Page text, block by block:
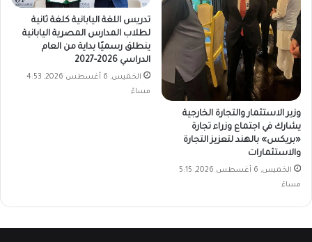
وزير الاستثمار والتجارة الخارجية
يشارك في اجتماع وزراء تجارة
«بريكس» بالهند لتعزيز التجارة
والاستثمارات
الخميس, 6 أغسطس 2026, 5:15
مساءً
تدريس اللغة اليابانية كلغة ثانية
لطلاب المدارس المصرية اليابانية
ينطلق رسميًا بداية من العام
الدراسي 2026-2027
الخميس, 6 أغسطس 2026, 4:53
مساءً